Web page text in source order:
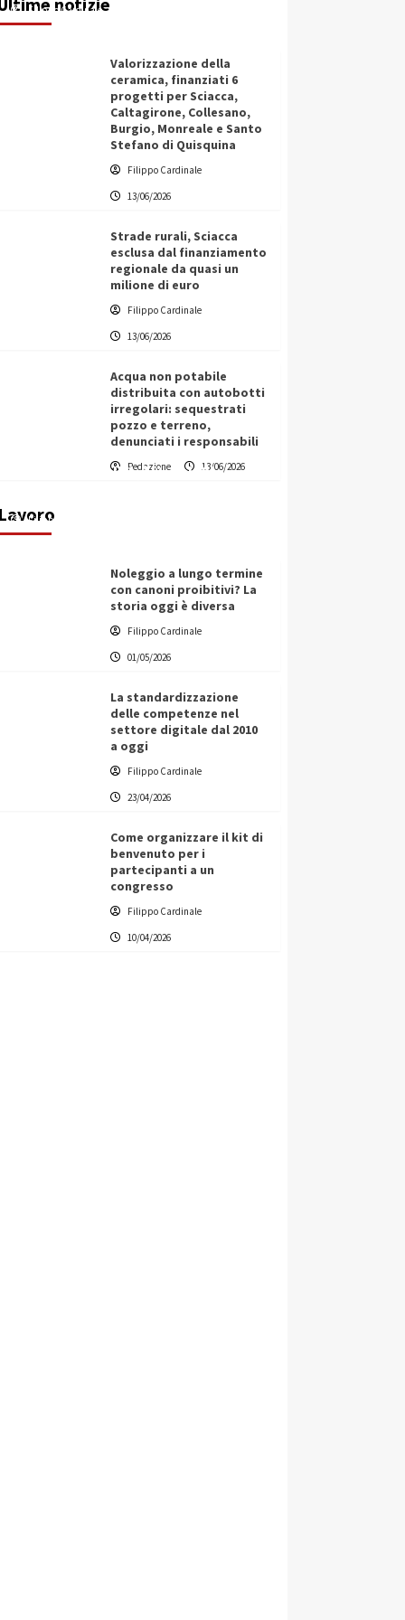
Filippo Cardinale
Valorizzazione della
ceramica, finanziati 6
progetti per Sciacca,
Caltagirone, Collesano,
Burgio, Monreale e Santo
Stefano di Quisquina
Filippo Cardinale
13/06/2026
Strade rurali, Sciacca
esclusa dal finanziamento
regionale da quasi un
milione di euro
Filippo Cardinale
13/06/2026
Acqua non potabile
distribuita con autobotti
irregolari: sequestrati
pozzo e terreno,
denunciati i responsabili
Redazione 13/06/2026
Lavoro
Vino in Italia: il giro d’affari
contribuisce all’1,1% del PIL
Filippo Cardinale
Noleggio a lungo termine
con canoni proibitivi? La
storia oggi è diversa
Filippo Cardinale
01/05/2026
La standardizzazione
delle competenze nel
settore digitale dal 2010
a oggi
Filippo Cardinale
23/04/2026
Come organizzare il kit di
benvenuto per i
partecipanti a un
congresso
Filippo Cardinale
10/04/2026